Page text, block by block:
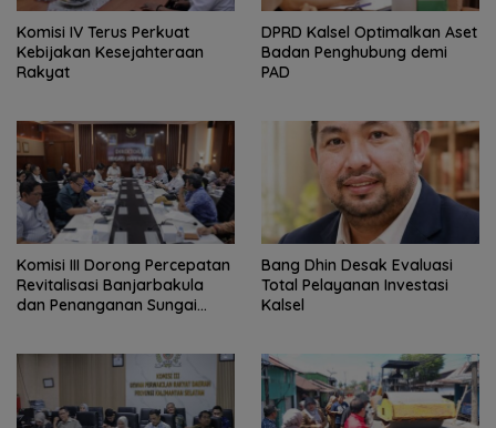
Komisi IV Terus Perkuat
Kebijakan Kesejahteraan
Rakyat
‎DPRD Kalsel Optimalkan Aset
Badan Penghubung demi
PAD
‎Komisi III Dorong Percepatan
Revitalisasi Banjarbakula
dan Penanganan Sungai
‎Bang Dhin Desak Evaluasi
Total Pelayanan Investasi
Kalsel